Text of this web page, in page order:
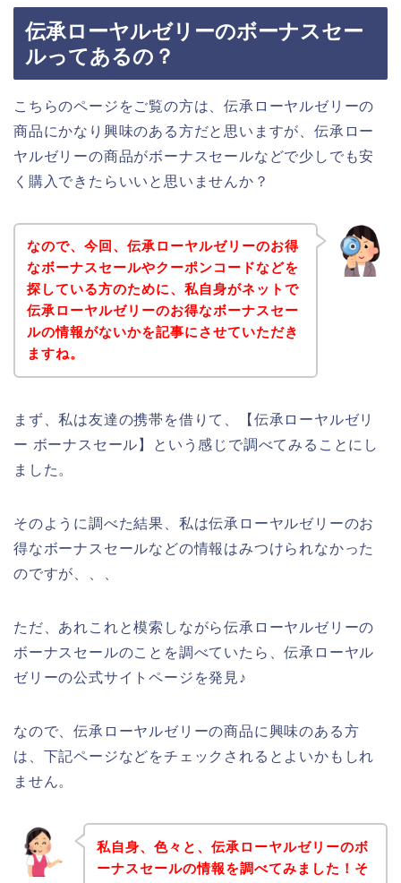
伝承ローヤルゼリーのボーナスセー
ルってあるの？
こちらのページをご覧の方は、伝承ローヤルゼリーの
商品にかなり興味のある方だと思いますが、伝承ロー
ヤルゼリーの商品がボーナスセールなどで少しでも安
く購入できたらいいと思いませんか？
なので、今回、伝承ローヤルゼリーのお得
なボーナスセールやクーポンコードなどを
探している方のために、私自身がネットで
伝承ローヤルゼリーのお得なボーナスセー
ルの情報がないかを記事にさせていただき
ますね。
まず、私は友達の携帯を借りて、【伝承ローヤルゼリ
ー ボーナスセール】という感じで調べてみることにし
ました。
そのように調べた結果、私は伝承ローヤルゼリーのお
得なボーナスセールなどの情報はみつけられなかった
のですが、、、
ただ、あれこれと模索しながら伝承ローヤルゼリーの
ボーナスセールのことを調べていたら、伝承ローヤル
ゼリーの公式サイトページを発見♪
なので、伝承ローヤルゼリーの商品に興味のある方
は、下記ページなどをチェックされるとよいかもしれ
ません。
私自身、色々と、伝承ローヤルゼリーのボ
ーナスセールの情報を調べてみました！そ